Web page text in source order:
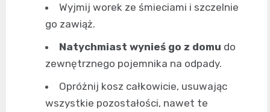
Wyjmij worek ze śmieciami i szczelnie
go zawiąż.
Natychmiast wynieś go z domu do
zewnętrznego pojemnika na odpady.
Opróżnij kosz całkowicie, usuwając
wszystkie pozostałości, nawet te